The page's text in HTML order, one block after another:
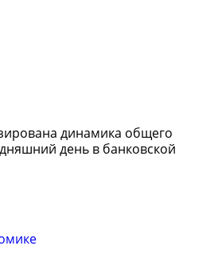
динамика общего
день в банковской